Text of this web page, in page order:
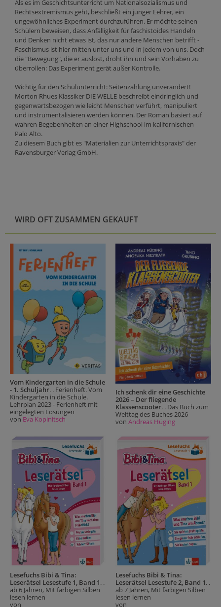
Als es im Geschichtsunterricht um Nationalsozialismus und
Rechtsextremismus geht, beschließt ein junger Lehrer, ein
ungewöhnliches Experiment durchzuführen. Er möchte seinen
Schülern beweisen, dass Anfälligkeit für faschistoides Handeln
und Denken nicht etwas ist, das nur andere Menschen betrifft -
Faschismus ist hier mitten unter uns und in jedem von uns. Doch
die "Bewegung", die er auslöst, droht ihn und sein Vorhaben zu
überrollen: Das Experiment gerät außer Kontrolle.
Wichtig für den Schulunterricht: Seitenzählung unverändert!
Morton Rhues Klassiker DIE WELLE beschreibt eindringlich und
gegenwartsbezogen wie leicht Menschen verführt, manipuliert
und instrumentalisieren werden können. Der Roman basiert auf
wahren Begebenheiten an einer Highschool im kalifornischen
Palo Alto.
Zu diesem Buch gibt es "Materialien zur Unterrichtspraxis" der
Ravensburger Verlag GmbH.
WIRD OFT ZUSAMMEN GEKAUFT
Vom Kindergarten in die Schule
- 1. Schuljahr. . Ferienheft. Vom
Kindergarten in die Schule.
Lehrplan 2023 - Ferienheft mit
eingelegten Lösungen
von Eva Kopinitsch
Ich schenk dir eine Geschichte
2026 – Der fliegende
Klassenscooter. . Das Buch zum
Welttag des Buches 2026
von Andreas Hüging
Lesefuchs Bibi & Tina:
Leserätsel Lesestufe 1, Band 1. .
ab 6 Jahren, Mit farbigen Silben
lesen lernen
von
Lesefuchs Bibi & Tina:
Leserätsel Lesestufe 2, Band 1. .
ab 7 Jahren, Mit farbigen Silben
lesen lernen
von